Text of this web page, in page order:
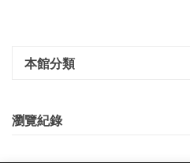
本館分類
瀏覽紀錄